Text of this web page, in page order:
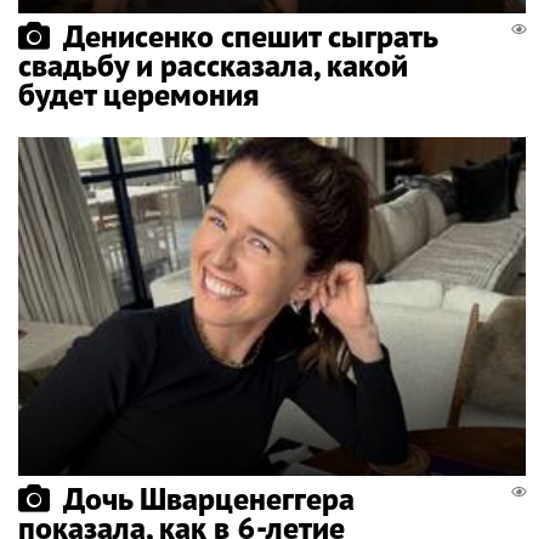
Денисенко спешит сыграть
свадьбу и рассказала, какой
будет церемония
Дочь Шварценеггера
показала, как в 6-летие